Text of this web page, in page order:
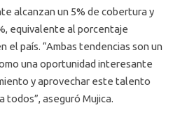
alcanzan un 5% de cobertura y
equivalente al porcentaje
el país. “Ambas tendencias son un
una oportunidad interesante
y aprovechar este talento
todos”, aseguró Mujica.